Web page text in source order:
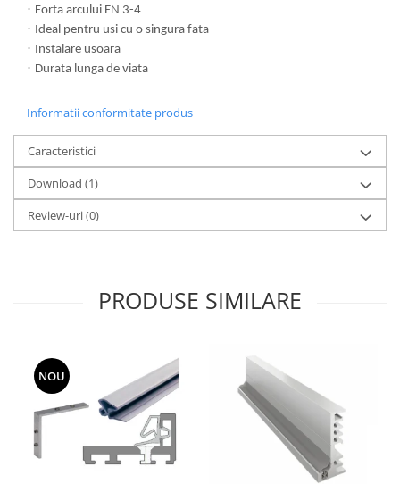
· Forta arcului EN 3-4
· Ideal pentru usi cu o singura fata
· Instalare usoara
· Durata lunga de viata
Informatii conformitate produs
Caracteristici
Download (1)
Review-uri(0)
PRODUSE SIMILARE
NOU